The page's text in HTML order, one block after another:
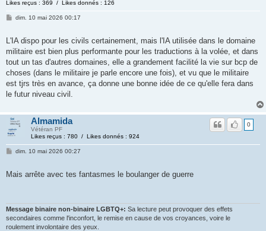
Likes reçus : 369 / Likes donnés : 126
dim. 10 mai 2026 00:17
L'IA dispo pour les civils certainement, mais l'IA utilisée dans le domaine
militaire est bien plus performante pour les traductions à la volée, et dans
tout un tas d'autres domaines, elle a grandement facilité la vie sur bcp de
choses (dans le militaire je parle encore une fois), et vu que le militaire
est tjrs très en avance, ça donne une bonne idée de ce qu'elle fera dans
le futur niveau civil.
Almamida
Vétéran PF
Likes reçus : 780 / Likes donnés : 924
0
dim. 10 mai 2026 00:27
Mais arrête avec tes fantasmes le boulanger de guerre
Message binaire non-binaire LGBTQ+: Sa lecture peut provoquer des effets
secondaires comme l'inconfort, le remise en cause de vos croyances, voire le
roulement involontaire des yeux.